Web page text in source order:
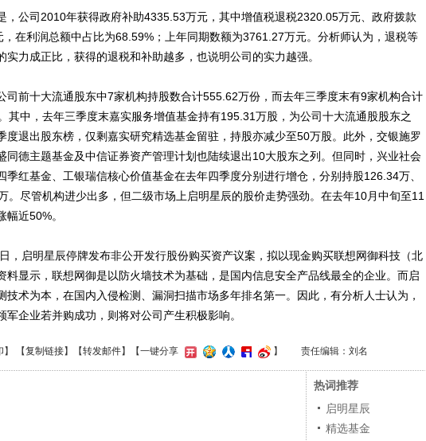
公司2010年获得政府补助4335.53万元，其中增值税退税2320.05万元、政府拨款
在利润总额中占比为68.59%；上年同期数额为3761.27万元。分析师认为，退税等
实力成正比，获得的退税和补助越多，也说明公司的实力越强。
前十大流通股东中7家机构持股数合计555.62万份，而去年三季度末有9家机构合计
其中，去年三季度末嘉实服务增值基金持有195.31万股，为公司十大流通股股东之
度退出股东榜，仅剩嘉实研究精选基金留驻，持股亦减少至50万股。此外，交银施罗
同德主题基金及中信证券资产管理计划也陆续退出10大股东之列。但同时，兴业社会
季红基金、工银瑞信核心价值基金在去年四季度分别进行增仓，分别持股126.34万、
。尽管机构进少出多，但二级市场上启明星辰的股价走势强劲。在去年10月中旬至11
幅近50%。
启明星辰停牌发布非公开发行股份购买资产议案，拟以现金购买联想网御科技（北
料显示，联想网御是以防火墙技术为基础，是国内信息安全产品线最全的企业。而启
技术为本，在国内入侵检测、漏洞扫描市场多年排名第一。因此，有分析人士认为，
军企业若并购成功，则将对公司产生积极影响。
】 【复制链接】【转发邮件】 【一键分享 】 责任编辑：刘名
热词推荐
启明星辰
精选基金